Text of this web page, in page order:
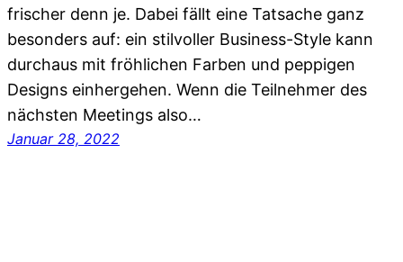
frischer denn je. Dabei fällt eine Tatsache ganz
besonders auf: ein stilvoller Business-Style kann
durchaus mit fröhlichen Farben und peppigen
Designs einhergehen. Wenn die Teilnehmer des
nächsten Meetings also…
Januar 28, 2022